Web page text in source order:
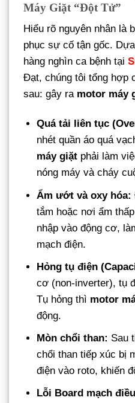
Máy Giặt “Đột Tử”
Hiểu rõ nguyên nhân là
phục sự cố tận gốc.
hàng nghìn ca bệnh tại
Đạt, chúng tôi tổng hợp
sau: gây ra motor máy
Quá tải liên tục
nhét quần áo quá
máy giặt phải làm
nóng máy và cháy
Ẩm ướt và oxy hóa:
tắm hoặc nơi ẩm
nhập vào động cơ,
mạch điện.
Hỏng tụ điện
cơ (non-inverter), tụ
Tụ hỏng thì motor
động.
Mòn chổi than: Sau
chổi than tiếp xúc bị
điện vào roto, khiến
Lỗi Board mạch